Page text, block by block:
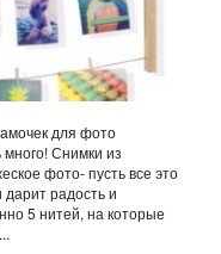
для фото
Снимки из
фото- пусть все это
радость и
5 нитей, на которые